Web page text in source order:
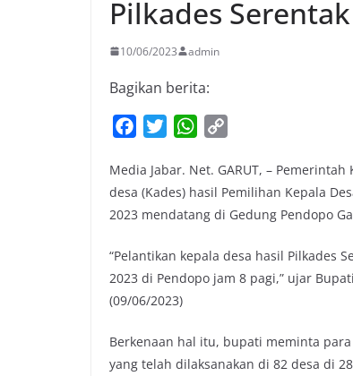
Pilkades
10/06/2023 admin
Bagikan berita:
c
e
b
o
i
t
t
r
W
a
t
s
p
p
p
y
L
n
k
Media Jabar. Net. GARUT, –
desa (Kades) hasil Pemilihan Kepala
2023 mendatang di Gedung Pendopo
“Pelantikan kepala desa hasil Pilkades
2023 di Pendopo jam 8 pagi,” ujar
(09/06/2023)
Berkenaan hal itu, bupati meminta
yang telah dilaksanakan di 82 desa di